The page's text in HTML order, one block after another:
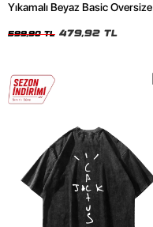
Yıkamalı Beyaz Basic Oversize
599,90 TL 479,92 TL